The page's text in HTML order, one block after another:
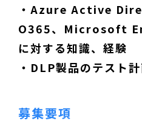
・Azure Active
O365、Microsoft
に対する知識、経験
・DLP製品のテスト
募集要項